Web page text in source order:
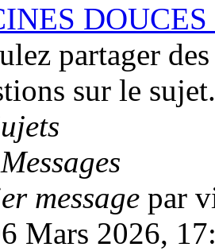
partager
sur le
Messages
message par
Mars 2026,